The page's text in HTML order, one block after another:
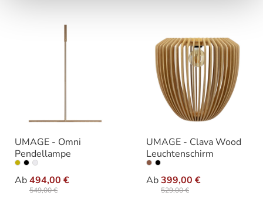
UMAGE - Omni
Pendellampe
Ab494,00 €
549,00 €
Varianten
UMAGE - Clava Wood
Leuchtenschirm
Ab399,00 €
529,00 €
Varianten